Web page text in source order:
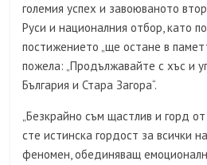
големия успех и завоюваното
Руси и националния отбор, като
постижението „ще остане в
пожела: „Продължавайте с хъс и
България и Стара Загора“.
„Безкрайно съм щастлив и горд
сте истинска гордост за всички
феномен, обединяващ